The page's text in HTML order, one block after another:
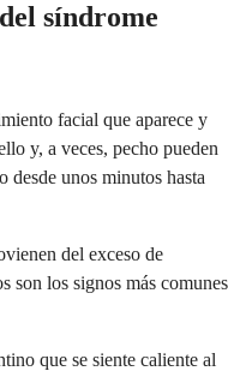
síndrome
facial que aparece y
y, a veces, pecho pueden
desde unos minutos hasta
del exceso de
son los signos más comunes
que se siente caliente al